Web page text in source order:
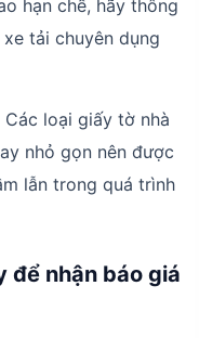
hạn chế, hãy thông
tải chuyên dụng
Các loại giấy tờ nhà
nhỏ gọn nên được
lẫn trong quá trình
để nhận báo giá